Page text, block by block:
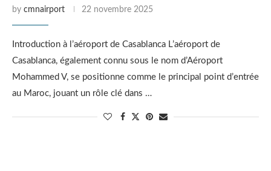
by cmnairport 22 novembre 2025
Introduction à l’aéroport de Casablanca L’aéroport de
Casablanca, également connu sous le nom d’Aéroport
Mohammed V, se positionne comme le principal point d’entrée
au Maroc, jouant un rôle clé dans …